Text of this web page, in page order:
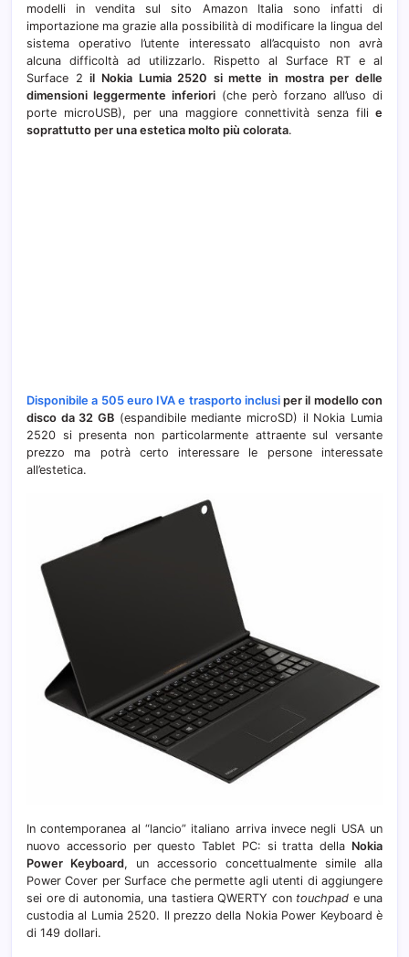
modelli in vendita sul sito Amazon Italia sono infatti di
importazione ma grazie alla possibilità di modificare la lingua del
sistema operativo l’utente interessato all’acquisto non avrà
alcuna difficoltà ad utilizzarlo. Rispetto al Surface RT e al
Surface 2il Nokia Lumia 2520 si mette in mostra per delle
dimensioni leggermente inferiori(che però forzano all’uso di
porte microUSB), per una maggiore connettività senza fili e
soprattutto per una estetica molto più colorata.
Disponibile a 505 euro IVA e trasporto inclusiper il modello con
disco da 32 GB (espandibile mediante microSD) il Nokia Lumia
2520 si presenta non particolarmente attraente sul versante
prezzo ma potrà certo interessare le persone interessate
all’estetica.
In contemporanea al “lancio” italiano arriva invece negli USA un
nuovo accessorio per questo Tablet PC: si tratta della Nokia
Power Keyboard, un accessorio concettualmente simile alla
Power Cover per Surface che permette agli utenti di aggiungere
sei ore di autonomia, una tastiera QWERTY con touchpad e una
custodia al Lumia 2520. Il prezzo della Nokia Power Keyboard è
di 149 dollari.